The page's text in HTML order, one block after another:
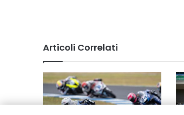
Articoli Correlati